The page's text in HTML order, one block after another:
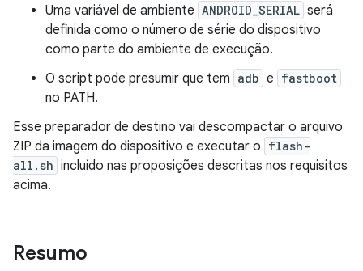
Uma variável de ambiente ANDROID_SERIAL será
definida como o número de série do dispositivo
como parte do ambiente de execução.
O script pode presumir que tem adb e fastboot
no PATH.
Esse preparador de destino vai descompactar o arquivo
ZIP da imagem do dispositivo e executar o flash-
all.sh incluído nas proposições descritas nos requisitos
acima.
Resumo